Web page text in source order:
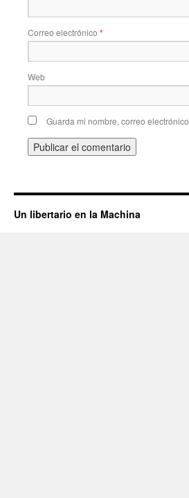
Correo electrónico *
Web
Guarda mi nombre, correo
Un libertario en la Machina